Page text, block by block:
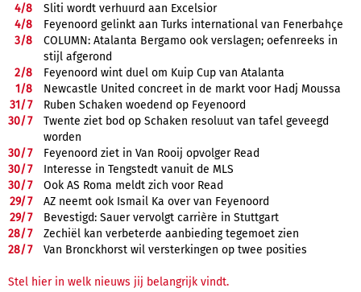
4/8
Sliti wordt verhuurd aan Excelsior
4/8
Feyenoord gelinkt aan Turks international van Fenerbahçe
3/8
COLUMN: Atalanta Bergamo ook verslagen; oefenreeks in
stijl afgerond
2/8
Feyenoord wint duel om Kuip Cup van Atalanta
1/8
Newcastle United concreet in de markt voor Hadj Moussa
31/7
Ruben Schaken woedend op Feyenoord
30/7
Twente ziet bod op Schaken resoluut van tafel geveegd
worden
30/7
Feyenoord ziet in Van Rooij opvolger Read
30/7
Interesse in Tengstedt vanuit de MLS
30/7
Ook AS Roma meldt zich voor Read
29/7
AZ neemt ook Ismail Ka over van Feyenoord
29/7
Bevestigd: Sauer vervolgt carrière in Stuttgart
28/7
Zechiël kan verbeterde aanbieding tegemoet zien
28/7 Van Bronckhorst wil versterkingen op twee posities
Stel hier in welk nieuws jij belangrijk vindt.